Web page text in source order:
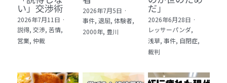
4 創作・芸術・神秘 30冊
5 教育・マネジメント・学修 20冊
い」交渉術
2026年7月11日 ·
説得, 交渉, 苦情,
営業, 仲裁
2026年7月5日 ·
事件, 退屈, 体験者,
2000年, 豊川
だ」​
2026年6月28日 ·
レッサーパンダ,
浅草, 事件, 自閉症,
裁判